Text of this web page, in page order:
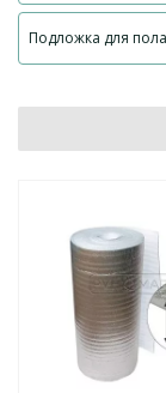
Подложка для пола